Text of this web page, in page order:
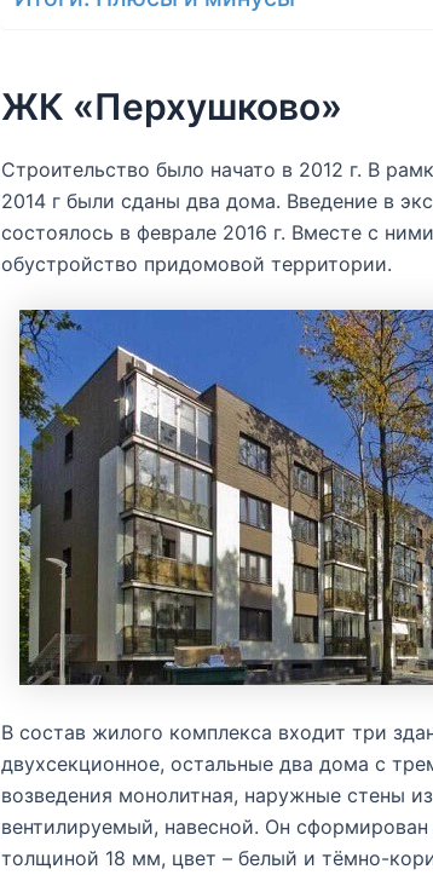
ЖК «Перхушково»
Строительство было начато в 2012 г. В
2014 г были сданы два дома. Введение в
состоялось в феврале 2016 г. Вместе с
обустройство придомовой территории.
В состав жилого комплекса входит три
двухсекционное, остальные два дома с
возведения монолитная, наружные стены
вентилируемый, навесной. Он
толщиной 18 мм, цвет – белый и тёмно-